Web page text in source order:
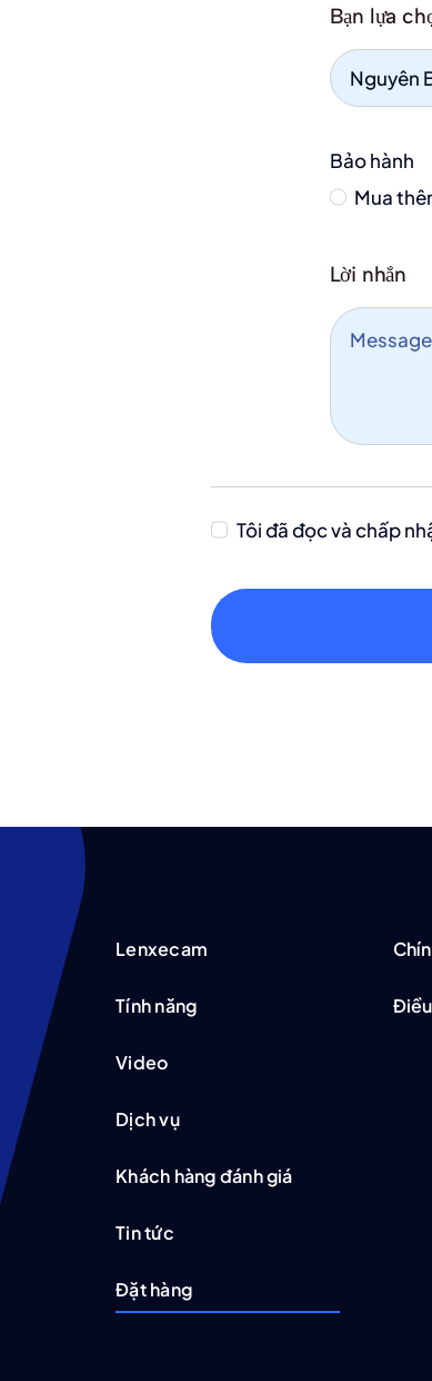
Bạn lựa
Bảo hành
Mua
Lời nhắn
Tôi đã đọc và chấp
Lenxecam
Tính năng
Video
Dịch vụ
Khách hàng đánh giá
Tin tức
Đặt hàng